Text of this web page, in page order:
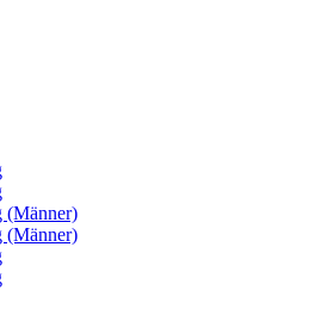
(Männer)
(Männer)